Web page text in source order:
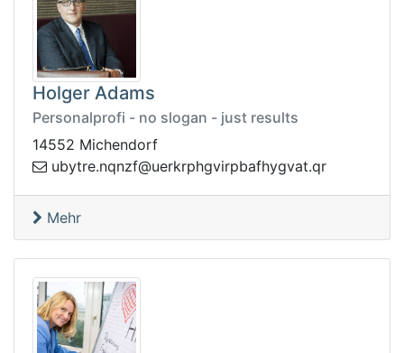
Holger Adams
Personalprofi - no slogan - just results
14552 Michendorf
rq.tavgyhfabprivghprkreu@fznqn.ertyb
u
Mehr